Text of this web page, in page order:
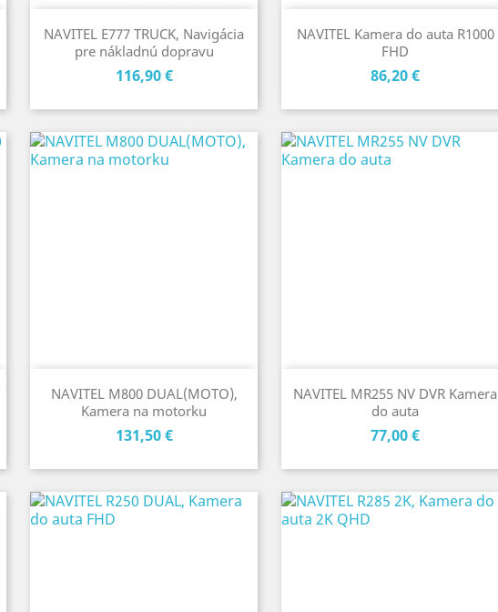
NAVITEL E777 TRUCK, Navigácia
pre nákladnú dopravu
Cena
116,90 €
NAVITEL Kamera do auta R1000
FHD
Cena
86,20 €
NAVITEL M800 DUAL(MOTO),
Kamera na motorku
Cena
131,50 €
NAVITEL MR255 NV DVR Kamera
do auta
Cena
77,00 €